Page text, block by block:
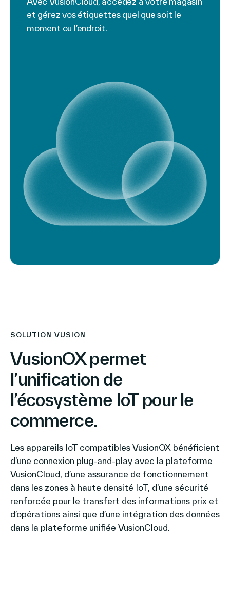
et gérez vos étiquettes quel que soit le
moment ou l’endroit.
SOLUTION VUSION
VusionOX permet
l’unification de
l’écosystème IoT pour le
commerce.
Les appareils IoT compatibles VusionOX bénéficient
d’une connexion plug-and-play avec la plateforme
VusionCloud, d’une assurance de fonctionnement
dans les zones à haute densité IoT, d’une sécurité
renforcée pour le transfert des informations prix et
d’opérations ainsi que d’une intégration des données
dans la plateforme unifiée VusionCloud.